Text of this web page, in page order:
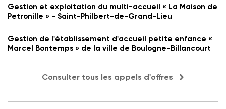
Gestion et exploitation du multi-accueil « La Maison de
Petronille » - Saint-Philbert-de-Grand-Lieu
Gestion de l'établissement d'accueil petite enfance «
Marcel Bontemps » de la ville de Boulogne-Billancourt
Consulter tous les appels d'offres